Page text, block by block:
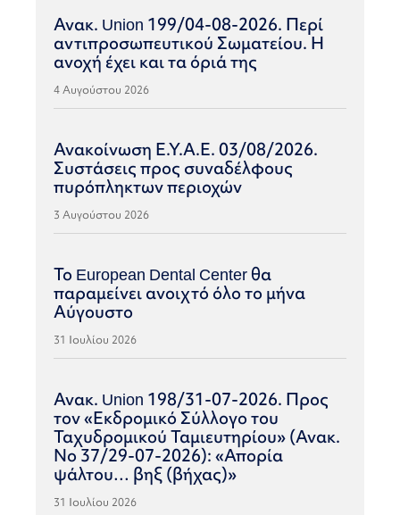
Ανακ. Union 199/04-08-2026. Περί
αντιπροσωπευτικού Σωματείου. Η
ανοχή έχει και τα όριά της
4 Αυγούστου 2026
Ανακοίνωση Ε.Υ.Α.Ε. 03/08/2026.
Συστάσεις προς συναδέλφους
πυρόπληκτων περιοχών
3 Αυγούστου 2026
Το European Dental Center θα
παραμείνει ανοιχτό όλο το μήνα
Αύγουστο
31 Ιουλίου 2026
Ανακ. Union 198/31-07-2026. Προς
τον «Εκδρομικό Σύλλογο του
Ταχυδρομικού Ταμιευτηρίου» (Ανακ.
Νο 37/29-07-2026): «Απορία
ψάλτου… βηξ (βήχας)»
31 Ιουλίου 2026